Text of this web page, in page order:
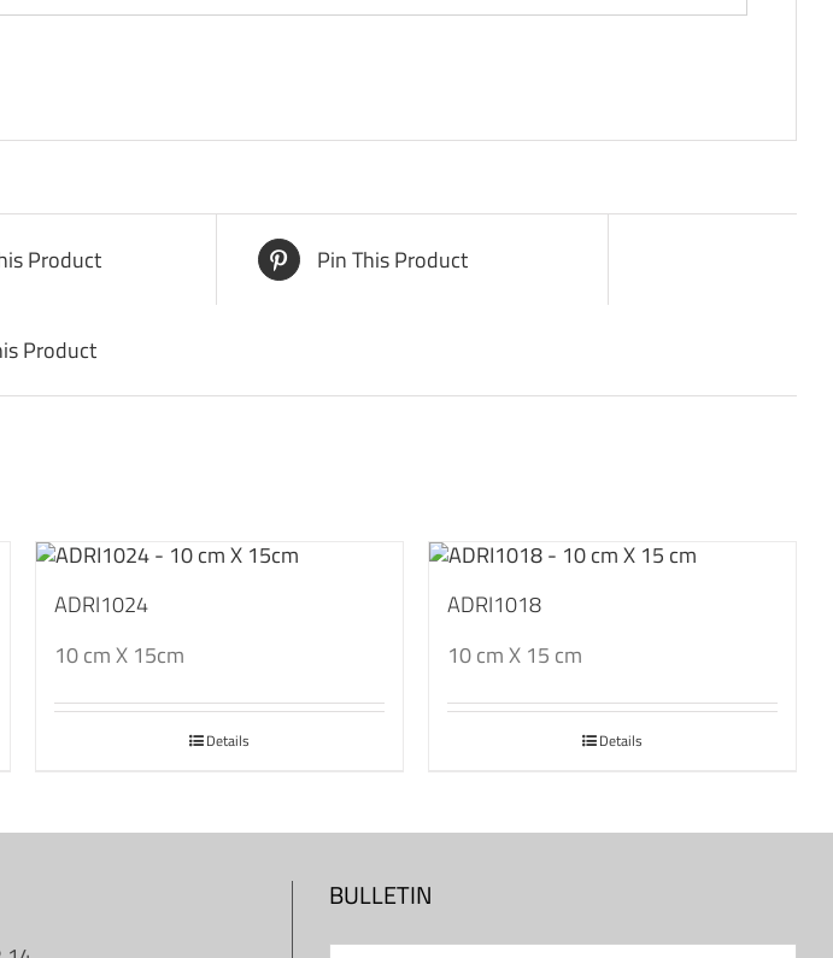
Product Pin This Product
Product
ADRI1024
10 cm X 15cm
Details
ADRI1018
10 cm X 15 cm
Details
BULLETIN